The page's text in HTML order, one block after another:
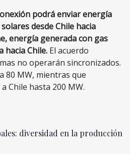
podrá enviar energía
desde Chile hacia
energía generada con gas
hacia Chile. El acuerdo
no operarán sincronizados.
80 MW, mientras que
Chile hasta 200 MW.
diversidad en la producción